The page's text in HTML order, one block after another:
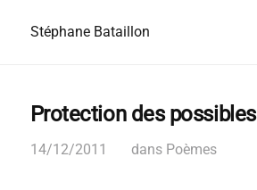
Stéphane Bataillon
Protection des possibles
14/12/2011 dans Poèmes